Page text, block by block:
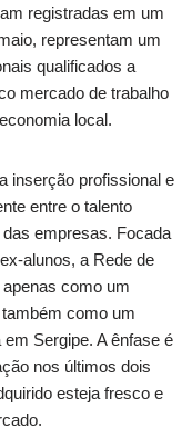
registradas em um
representam um
qualificados a
mercado de trabalho
local.
inserção profissional e
entre o talento
empresas. Focada
alunos, a Rede de
como um
como um
Sergipe. A ênfase é
nos últimos dois
esteja fresco e